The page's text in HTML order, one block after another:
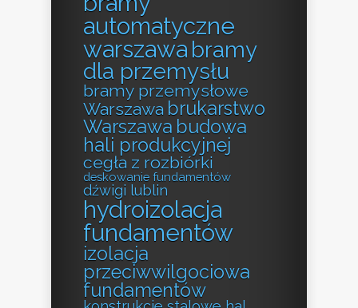
automatyczne
warszawa bramy
dla przemysłu
bramy przemysłowe
Warszawa brukarstwo
Warszawa budowa
hali produkcyjnej
cegła z rozbiórki
deskowanie fundamentów
dźwigi lublin
hydroizolacja
fundamentów
izolacja
przeciwwilgociowa
fundamentów